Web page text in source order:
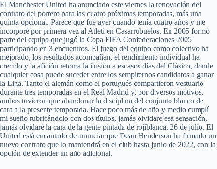
El Manchester United ha anunciado este viernes la renovación del
contrato del portero para las cuatro próximas temporadas, más una
quinta opcional. Parece que fue ayer cuando tenía cuatro años y me
incorporé por primera vez al Atleti en Casarrubuelos. En 2005 formó
parte del equipo que jugó la Copa FIFA Confederaciones 2005
participando en 3 encuentros. El juego del equipo como colectivo ha
mejorado, los resultados acompañan, el rendimiento individual ha
crecido y la afición retoma la ilusión a escasos días del Clásico, donde
cualquier cosa puede suceder entre los sempiternos candidatos a ganar
la Liga. Tanto el alemán como el portugués compartieron vestuario
durante tres temporadas en el Real Madrid y, por diversos motivos,
ambos tuvieron que abandonar la disciplina del conjunto blanco de
cara a la presente temporada. Hace poco más de año y medio cumplí
mi sueño rubricándolo con dos títulos, jamás olvidare esa sensación,
jamás olvidaré la cara de la gente pintada de rojiblanca. 26 de julio. El
United está encantado de anunciar que Dean Henderson ha firmado un
nuevo contrato que lo mantendrá en el club hasta junio de 2022, con la
opción de extender un año adicional.